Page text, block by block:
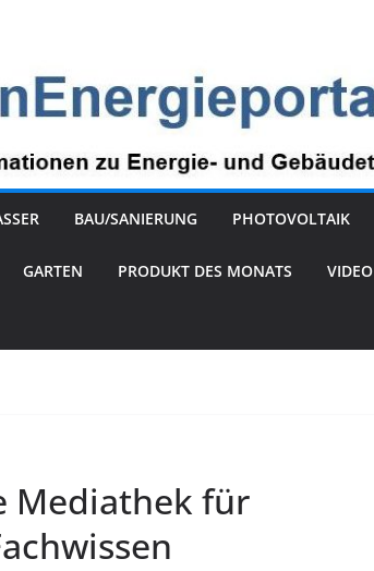
BAU/SANIERUNG PHOTOVOLTAIK
GARTEN PRODUKT DES MONATS VIDEO
Mediathek für